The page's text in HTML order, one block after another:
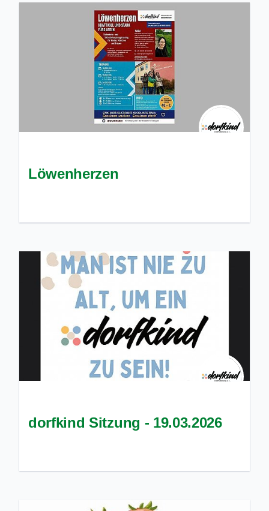
Löwenherzen
dorfkind Sitzung - 19.03.2026